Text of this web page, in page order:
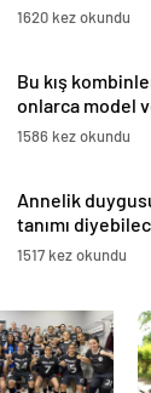
1620 kez okundu
Bu kış
onlarca model
1586 kez okundu
Annelik
tanımı
1517 kez okundu